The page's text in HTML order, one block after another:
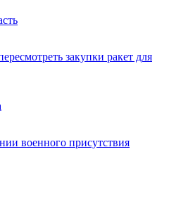
закупки ракет для
военного присутствия